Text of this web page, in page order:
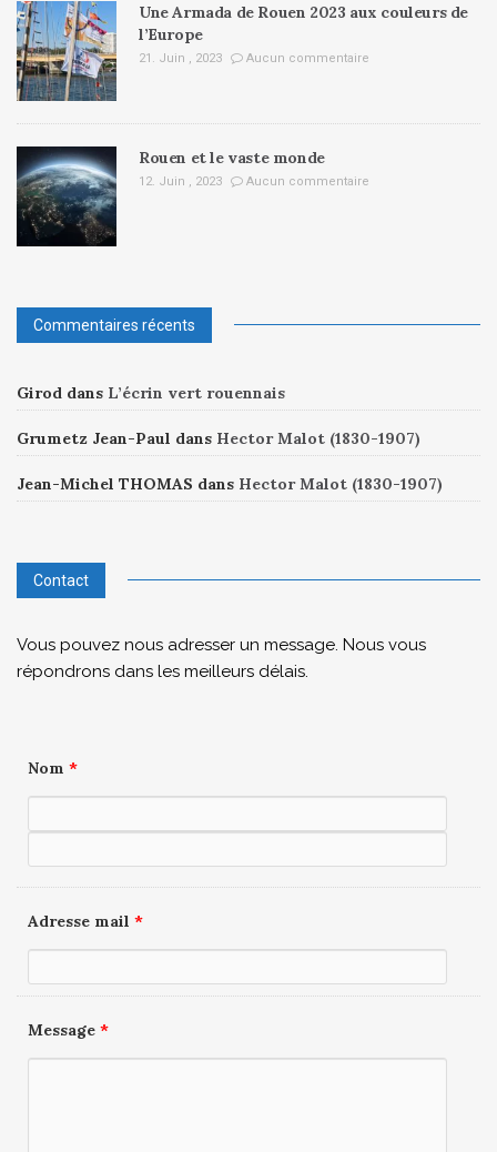
Une Armada de Rouen 2023 aux couleurs de
l’Europe
21. Juin , 2023 Aucun commentaire
Rouen et le vaste monde
12. Juin , 2023 Aucun commentaire
Commentaires récents
Girod dans L’écrin vert rouennais
Grumetz Jean-Paul dans Hector Malot (1830-1907)
Jean-Michel THOMAS dans Hector Malot (1830-1907)
Contact
Vous pouvez nous adresser un message. Nous vous
répondrons dans les meilleurs délais.
Nom *
Adresse mail *
Message *